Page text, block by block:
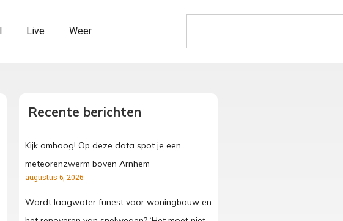
Live Weer
Recente berichten
Kijk omhoog! Op deze data spot je een
meteorenzwerm boven Arnhem
augustus 6, 2026
Wordt laagwater funest voor woningbouw en